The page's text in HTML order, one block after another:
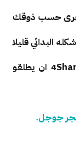
اخرى حسب ذوقك
البدائي قليلا
، لكن نتمنى من اصحاب تطبيق 4Shared ان يطلقو